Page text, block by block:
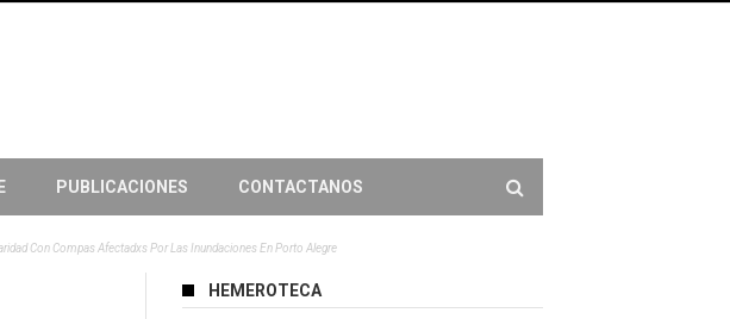
PUBLICACIONES CONTACTANOS
Con Compas Afectadxs Por Las Inundaciones En Porto Alegre
HEMEROTECA